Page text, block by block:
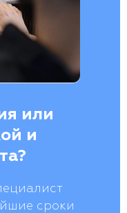
или
и
сроки